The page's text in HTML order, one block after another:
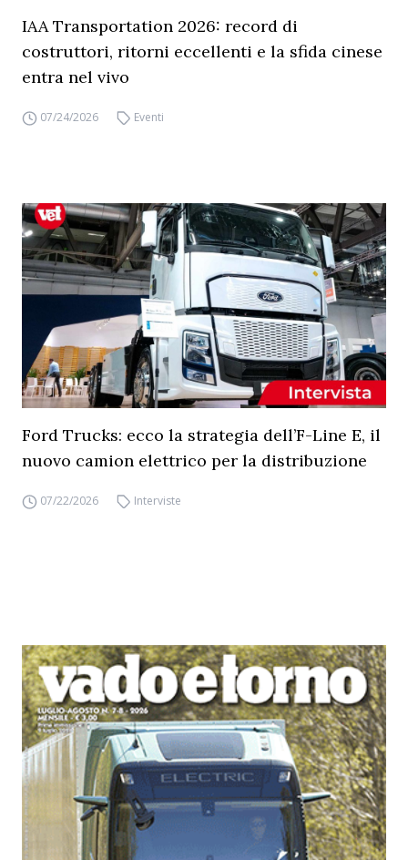
IAA Transportation 2026: record di
costruttori, ritorni eccellenti e la sfida cinese
entra nel vivo
07/24/2026 Eventi
Ford Trucks: ecco la strategia dell’F-Line E, il
nuovo camion elettrico per la distribuzione
07/22/2026 Interviste